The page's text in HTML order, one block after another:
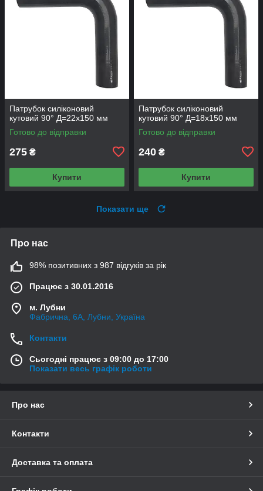
Патрубок силіконовий
кутовий 90° Д=22х150 мм
Готово до відправки
275 ₴
Купити
Патрубок силіконовий
кутовий 90° Д=18х150 мм
Готово до відправки
240 ₴
Купити
Показати ще
Про нас
98% позитивних з 987 відгуків за рік
Працює з 30.01.2016
м. Лубни
Фабрична, 6А, Лубни, Україна
Контакти
Сьогодні працює з 09:00 до 17:00
Показати весь графік роботи
Про нас
Контакти
Доставка та оплата